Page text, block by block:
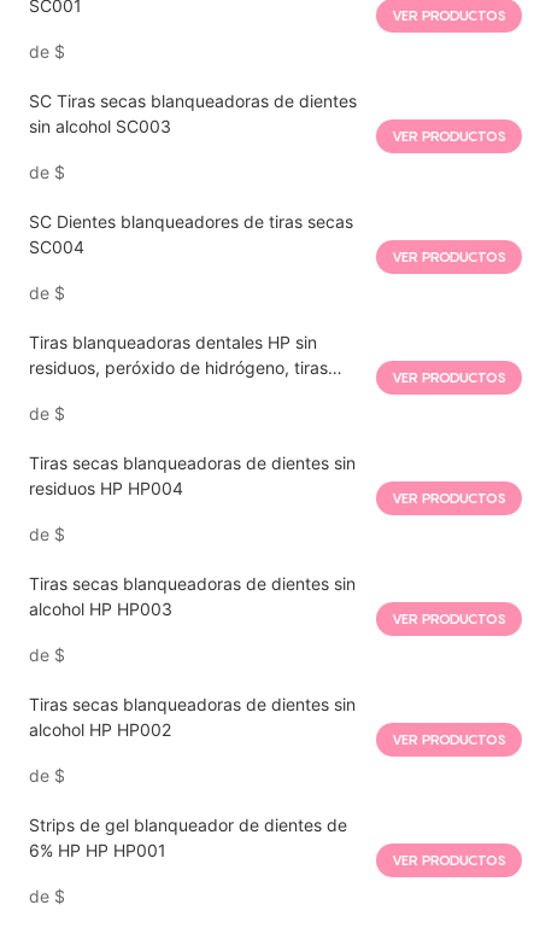
SC001
de $
VER PRODUCTOS
SC Tiras secas blanqueadoras de dientes
sin alcohol SC003
de $
VER PRODUCTOS
SC Dientes blanqueadores de tiras secas
SC004
de $
VER PRODUCTOS
Tiras blanqueadoras dentales HP sin
residuos, peróxido de hidrógeno, tiras
de $
VER PRODUCTOS
Tiras secas blanqueadoras de dientes sin
residuos HP HP004
de $
VER PRODUCTOS
Tiras secas blanqueadoras de dientes sin
alcohol HP HP003
de $
VER PRODUCTOS
Tiras secas blanqueadoras de dientes sin
alcohol HP HP002
de $
VER PRODUCTOS
Strips de gel blanqueador de dientes de
6% HP HP HP001
de $
VER PRODUCTOS